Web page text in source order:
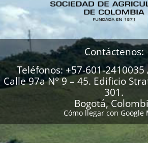
Contáctenos:
Teléfonos: +57-601-
Calle 97a N° 9 – 45. Edificio
301.
Bogotá,
Cómo llegar con Google